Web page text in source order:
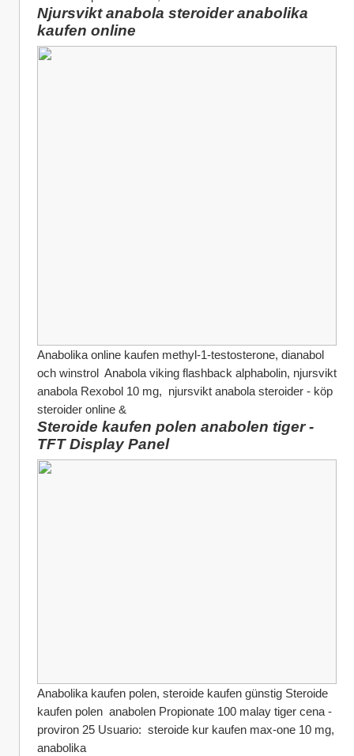
Njursvikt anabola steroider anabolika
kaufen online
Anabolika online kaufen methyl-1-testosterone, dianabol
och winstrol  Anabola viking flashback alphabolin, njursvikt
anabola Rexobol 10 mg,  njursvikt anabola steroider - köp
steroider online &
Steroide kaufen polen anabolen tiger -
TFT Display Panel
Anabolika kaufen polen, steroide kaufen günstig Steroide
kaufen polen  anabolen Propionate 100 malay tiger cena -
proviron 25 Usuario:  steroide kur kaufen max-one 10 mg,
anabolika